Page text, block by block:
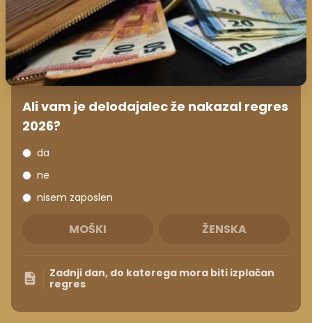
Ali vam je delodajalec že nakazal regres
2026?
da
ne
nisem zaposlen
MOŠKI ŽENSKA
Zadnji dan, do katerega mora biti izplačan
regres